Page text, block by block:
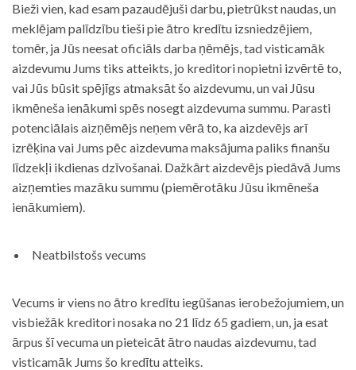
Bieži vien, kad esam pazaudējuši darbu, pietrūkst naudas, un
meklējam palīdzību tieši pie ātro kredītu izsniedzējiem,
tomēr, ja Jūs neesat oficiāls darba ņēmējs, tad visticamāk
aizdevumu Jums tiks atteikts, jo kreditori nopietni izvērtē to,
vai Jūs būsit spējīgs atmaksāt šo aizdevumu, un vai Jūsu
ikmēneša ienākumi spēs nosegt aizdevuma summu. Parasti
potenciālais aizņēmējs neņem vērā to, ka aizdevējs arī
izrēķina vai Jums pēc aizdevuma maksājuma paliks finanšu
līdzekļi ikdienas dzīvošanai. Dažkārt aizdevējs piedāvā Jums
aizņemties mazāku summu (piemērotāku Jūsu ikmēneša
ienākumiem).
Neatbilstošs vecums
Vecums ir viens no ātro kredītu iegūšanas ierobežojumiem, un
visbiežāk kreditori nosaka no 21 līdz 65 gadiem, un, ja esat
ārpus šī vecuma un pieteicāt ātro naudas aizdevumu, tad
visticamāk Jums šo kredītu atteiks.